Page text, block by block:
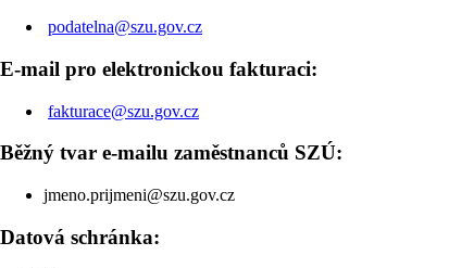
podatelna@szu.gov.cz
E-mail pro elektronickou fakturaci:
fakturace@szu.gov.cz
Běžný tvar e-mailu zaměstnanců SZÚ:
jmeno.prijmeni@szu.gov.cz
Datová schránka: